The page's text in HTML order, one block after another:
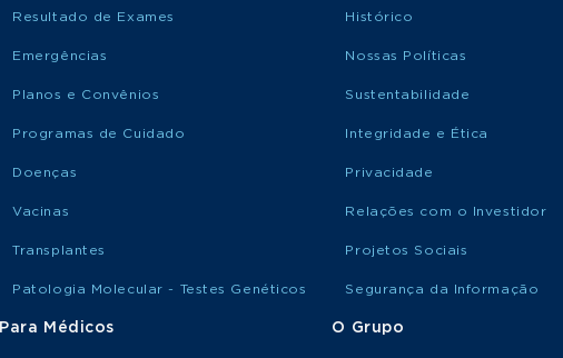
Resultado de Exames
Emergências
Planos e Convênios
Programas de Cuidado
Doenças
Vacinas
Transplantes
Patologia Molecular - Testes Genéticos
Para Médicos
Histórico
Nossas Políticas
Sustentabilidade
Integridade e Ética
Privacidade
Relações com o Investidor
Projetos Sociais
Segurança da Informação
O Grupo